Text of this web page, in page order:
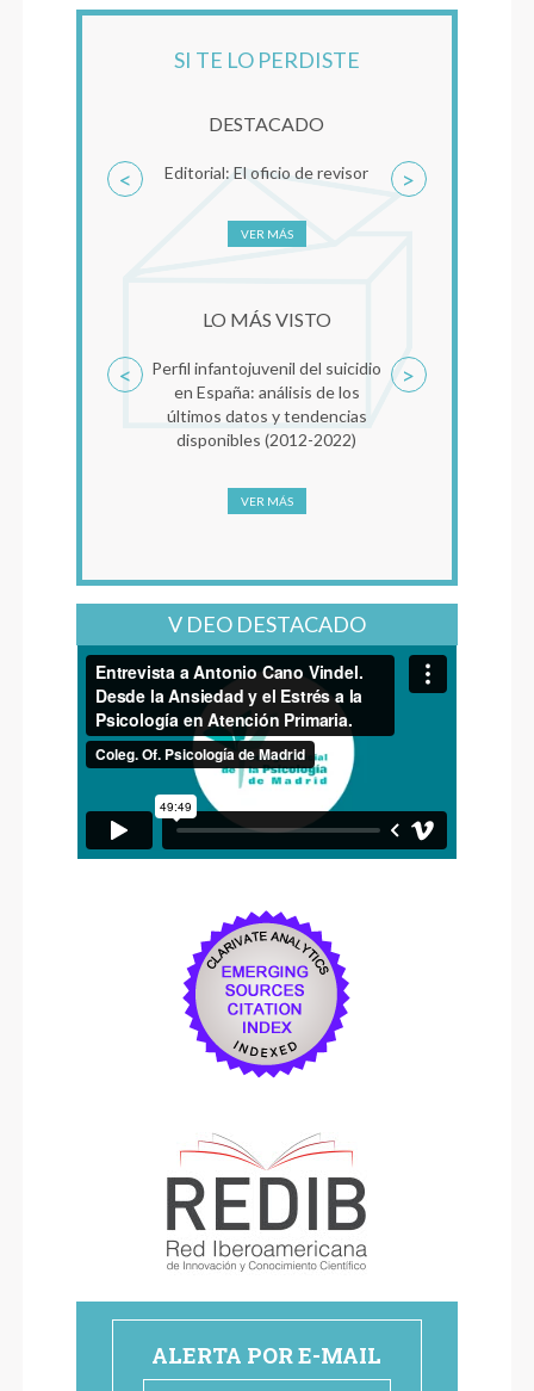
SI TE LO PERDISTE
DESTACADO
Editorial: El oficio de revisor
VER MÁS
< >
LO MÁS VISTO
Perfil infantojuvenil del suicidio
en España: análisis de los
últimos datos y tendencias
disponibles (2012-2022)
VER MÁS
< >
V DEO DESTACADO
ALERTA POR E-MAIL